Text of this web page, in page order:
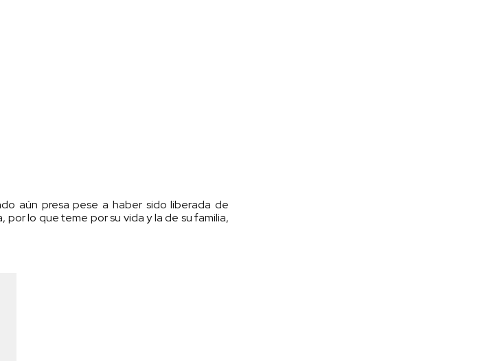
aún presa pese a haber sido liberada de
lo que teme por su vida y la de su familia,